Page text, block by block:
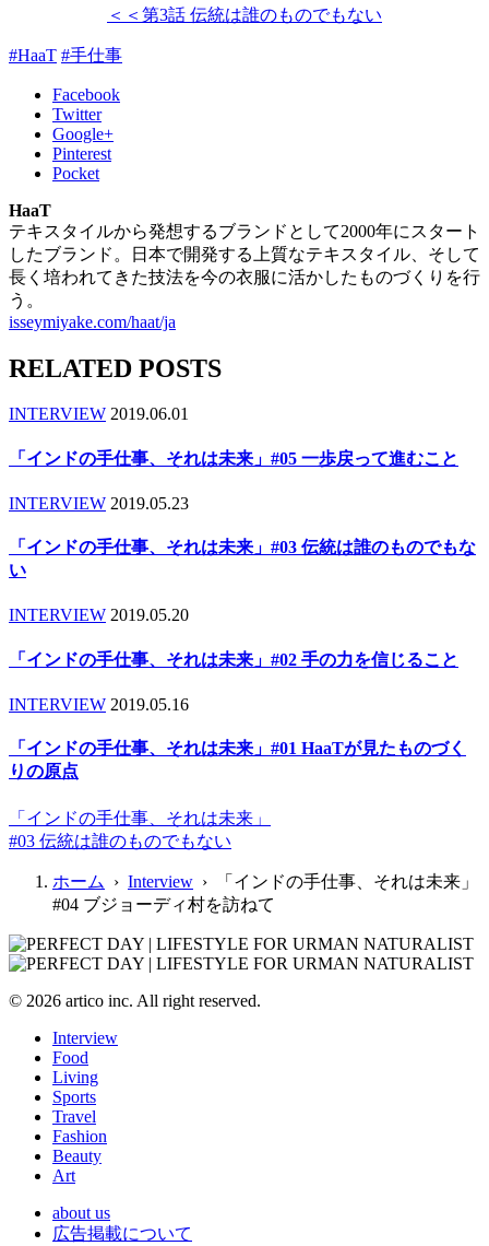
＜＜第3話 伝統は誰のものでもない
#HaaT #手仕事
Facebook
Twitter
Google+
Pinterest
Pocket
HaaT
テキスタイルから発想するブランドとして2000年にスタート
したブランド。日本で開発する上質なテキスタイル、そして
長く培われてきた技法を今の衣服に活かしたものづくりを行
う。
isseymiyake.com/haat/ja
RELATED POSTS
INTERVIEW 2019.06.01
「インドの手仕事、それは未来」#05 一歩戻って進むこと
INTERVIEW 2019.05.23
「インドの手仕事、それは未来」#03 伝統は誰のものでもな
い
INTERVIEW 2019.05.20
「インドの手仕事、それは未来」#02 手の力を信じること
INTERVIEW 2019.05.16
「インドの手仕事、それは未来」#01 HaaTが見たものづく
りの原点
「インドの手仕事、それは未来」
#03 伝統は誰のものでもない
ホーム › Interview › 「インドの手仕事、それは未来」
#04 ブジョーディ村を訪ねて
© 2026 artico inc. All right reserved.
Interview
Food
Living
Sports
Travel
Fashion
Beauty
Art
about us
広告掲載について